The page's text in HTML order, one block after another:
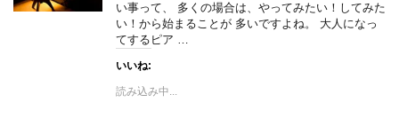
い事って、 多くの場合は、やってみたい！してみた
い！から始まることが 多いですよね。 大人になっ
てするピア …
いいね:
読み込み中...